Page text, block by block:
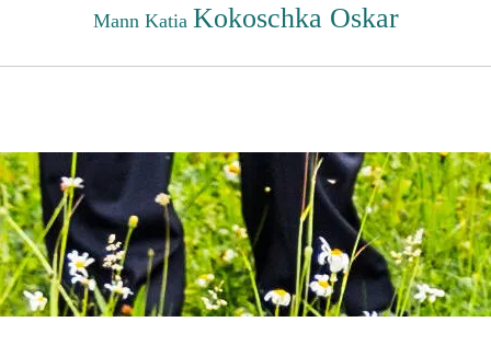
Mann Katia Kokoschka Oskar